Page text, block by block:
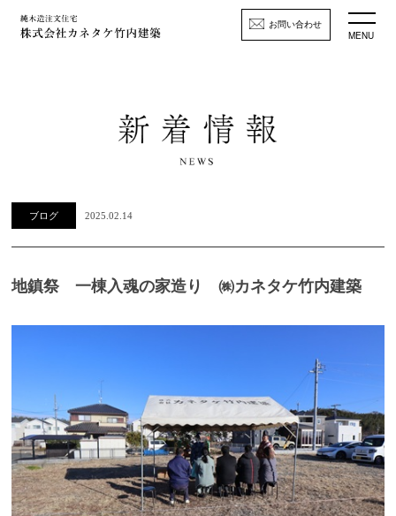
お問い合わせ
MENU
ブログ 2025.02.14
地鎮祭 一棟入魂の家造り ㈱カネタケ竹内建築